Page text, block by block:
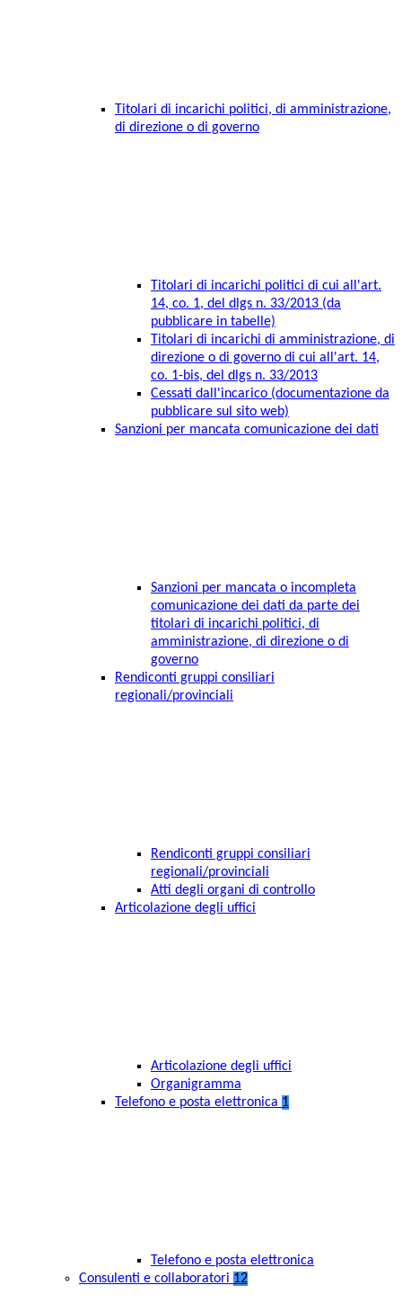
Titolari di incarichi politici, di amministrazione,
di direzione o di governo
Titolari di incarichi politici di cui all'art.
14, co. 1, del dlgs n. 33/2013 (da
pubblicare in tabelle)
Titolari di incarichi di amministrazione, di
direzione o di governo di cui all'art. 14,
co. 1-bis, del dlgs n. 33/2013
Cessati dall'incarico (documentazione da
pubblicare sul sito web)
Sanzioni per mancata comunicazione dei dati
Sanzioni per mancata o incompleta
comunicazione dei dati da parte dei
titolari di incarichi politici, di
amministrazione, di direzione o di
governo
Rendiconti gruppi consiliari
regionali/provinciali
Rendiconti gruppi consiliari
regionali/provinciali
Atti degli organi di controllo
Articolazione degli uffici
Articolazione degli uffici
Organigramma
Telefono e posta elettronica 1
Telefono e posta elettronica
Consulenti e collaboratori 12